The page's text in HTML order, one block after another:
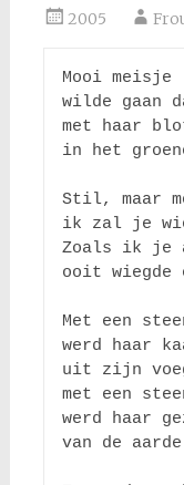
2005
Mooi meisje
wilde gaan
met haar
in het
Stil, maar
ik zal je
Zoals ik je
ooit wiegde
Met een
werd haar
uit zijn
met een
werd haar
van de